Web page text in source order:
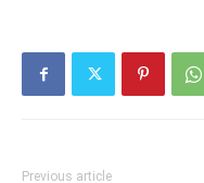
Previous article